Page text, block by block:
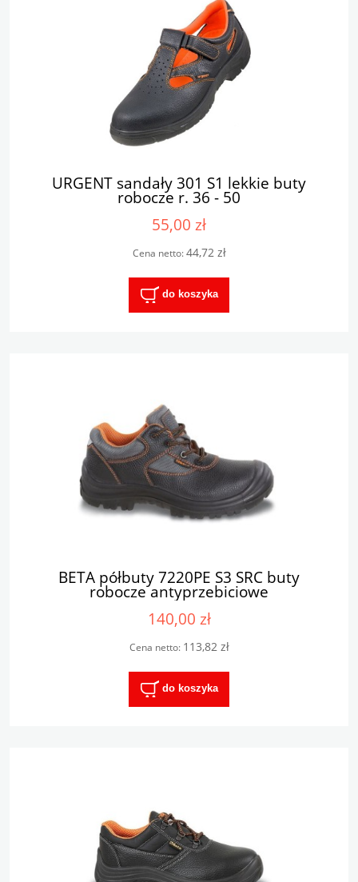
URGENT sandały 301 S1 lekkie buty
robocze r. 36 - 50
55,00 zł
Cena netto:44,72 zł
do koszyka
BETA półbuty 7220PE S3 SRC buty
robocze antyprzebiciowe
140,00 zł
Cena netto: 113,82 zł
do koszyka